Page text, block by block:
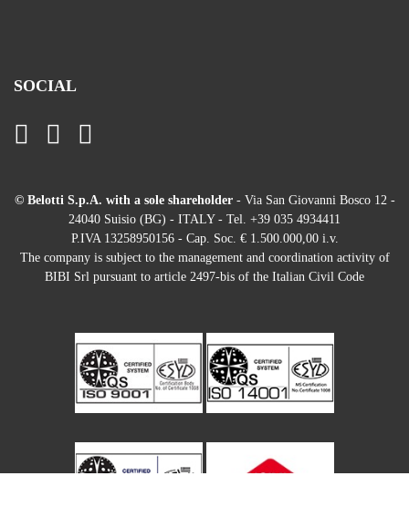
SOCIAL
© Belotti S.p.A. with a sole shareholder- Via San Giovanni Bosco 12 -
24040 Suisio (BG) - ITALY - Tel. +39 035 4934411
P.IVA 13258950156 - Cap. Soc. € 1.500.000,00 i.v.
The company is subject to the management and coordination activity of
BIBI Srl pursuant to article 2497-bis of the Italian Civil Code